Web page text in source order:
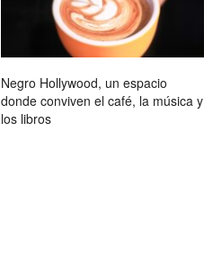
Negro Hollywood, un espacio
donde conviven el café, la música y
los libros